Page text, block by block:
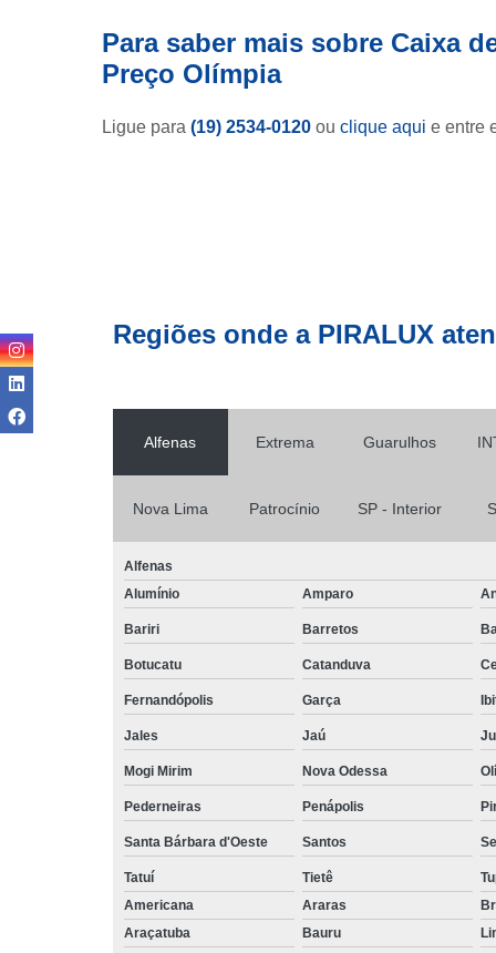
Perfilados
Para saber mais sobre Caixa
Preço Olímpia
Ligue para (19) 2534-0120 ou clique aqui e entre
Regiões onde a PIRALUX
Alfenas Extrema Guarulhos
Nova Lima Patrocínio SP - Interior
Alfenas
Alumínio
Amparo
Bariri Barretos
Botucatu Catanduva
Fernandópolis Garça
Jales Jaú
Mogi Mirim Nova Odessa
Pederneiras Penápolis
Santa Bárbara d'Oeste Santos
Tatuí Tietê
Americana
Araras
Araçatuba
Bauru